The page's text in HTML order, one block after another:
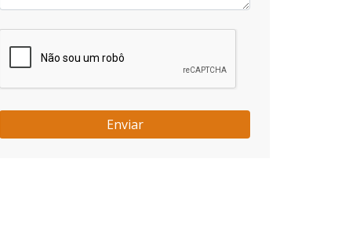
Enviar